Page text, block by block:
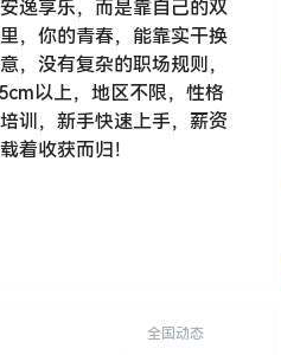
逸享乐，而是靠自己的双
，你的青春，能靠实干换
，没有复杂的职场规则，
以上，地区不限，性格
训，新手快速上手，薪资
着收获而归！
全国动态